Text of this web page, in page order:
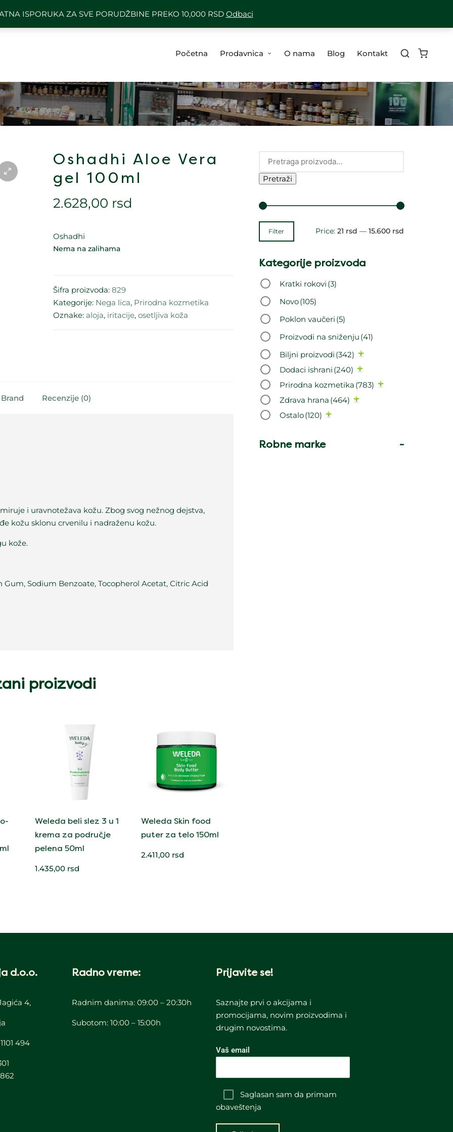
ISPORUKA ZA SVE PORUDŽBINE PREKO 10,000 RSD Odbaci
64 1101 494 BESPLATNA ISPORUKA ZA SVE PORUDŽBINE PREKO 10,000 RSD
Početna Prodavnica O nama Blog Kontakt
Oshadhi Aloe Vera
gel 100ml
2.628,00 rsd
Oshadhi
Nema na zalihama
Šifra proizvoda:829
Kategorije: Nega lica, Prirodna kozmetika
Oznake: aloja, iritacije,osetljiva koža
Brand Recenzije (0)
i uravnotežava kožu. Zbog svog nežnog dejstva,
kožu sklonu crvenilu i nadraženu kožu.
kože.
Sodium Benzoate, Tocopherol Acetat, Citric Acid
proizvodi
Weleda beli slez 3 u 1
krema za područje
pelena 50ml
1.435,00 rsd
Weleda Skin food
puter za telo 150ml
2.411,00 rsd
Pretraži
Filter Price: 21 rsd — 15.600 rsd
Kategorije proizvoda
Kratki rokovi (3)
Novo(105)
Poklon vaučeri (5)
Proizvodi na sniženju (41)
Biljni proizvodi (342)
Dodaci ishrani (240)
Prirodna kozmetika (783)
Zdrava hrana (464)
Ostalo(120)
Robne marke -
d.o.o.
4,
494
Radno vreme:
Radnim danima: 09:00 – 20:30h
Subotom: 10:00 – 15:00h
Prijavite se!
Saznajte prvi o akcijama i
promocijama, novim proizvodima i
drugim novostima.
Vaš email
Saglasan sam da primam
obaveštenja